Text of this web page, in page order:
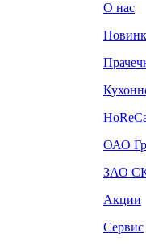
О нас
ОАО
ЗАО
Акции
Сервис